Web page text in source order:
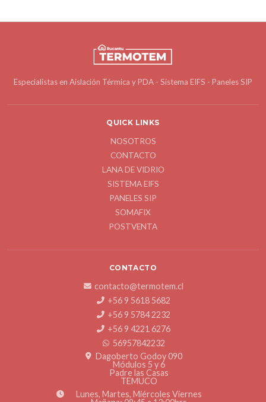
Especialistas en Aislación Térmica y PDA - Sistema EIFS - Paneles SIP
QUICK LINKS
NOSOTROS
CONTACTO
LANA DE VIDRIO
SISTEMA EIFS
PANELES SIP
SOMAFIX
POSTVENTA
CONTACTO
contacto@termotem.cl
+56 9 5618 5682
+56 9 5784 2232
+56 9 4221 6276
56957842232
Dagoberto Godoy 090
Módulos 5 y 6
Padre las Casas
TEMUCO
Lunes, Martes, Miércoles Viernes